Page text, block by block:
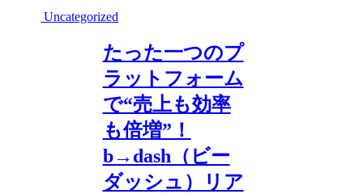
Uncategorized
たった一つのプ
ラットフォーム
で“売上も効率
も倍増”！
b→dash（ビー
ダッシュ）リア